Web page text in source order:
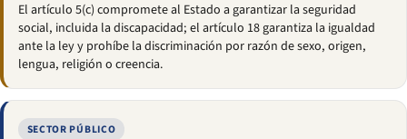
El artículo 5(c) compromete al Estado a garantizar la seguridad
social, incluida la discapacidad; el artículo 18 garantiza la igualdad
ante la ley y prohíbe la discriminación por razón de sexo, origen,
lengua, religión o creencia.
SECTOR PÚBLICO